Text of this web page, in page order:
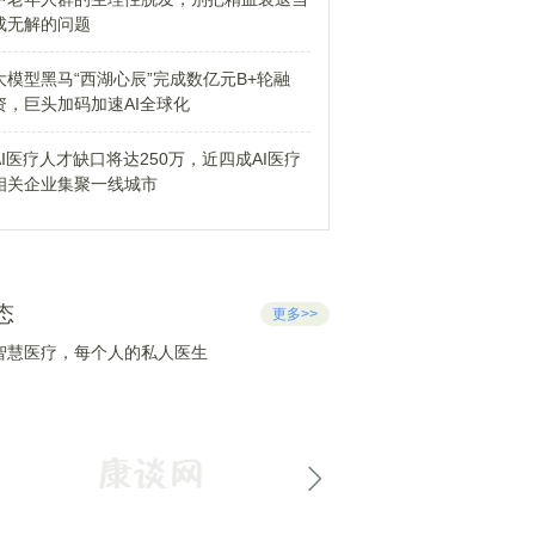
无解的问题
模型黑马“西湖心辰”完成数亿元B+轮融
，巨头加码加速AI全球化
医疗人才缺口将达250万，近四成AI医疗
关企业集聚一线城市
更多>>